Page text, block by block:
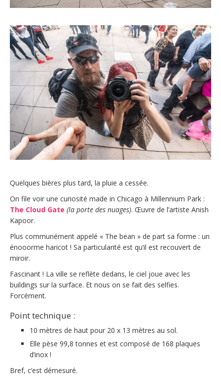
Quelques bières plus tard, la pluie a cessée.
On file voir une curiosité made in Chicago à Millennium Park :
The Cloud Gate (la porte des nuages). Œuvre de l’artiste Anish
Kapoor.
Plus communément appelé « The bean » de part sa forme : un
énooorme haricot ! Sa particularité est qu’il est recouvert de
miroir.
Fascinant ! La ville se reflète dedans, le ciel joue avec les
buildings sur la surface. Et nous on se fait des selfies.
Forcément.
Point technique :
10 mètres de haut pour 20 x 13 mètres au sol.
Elle pèse 99,8 tonnes et est composé de 168 plaques
d’inox !
Bref, c’est démesuré.